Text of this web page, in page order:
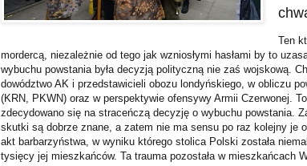
Ten
mordercą, niezależnie od tego jak wzniosłymi hasłami by to
wybuchu powstania była decyzją polityczną nie zaś wojskową.
dowództwo AK i przedstawicieli obozu londyńskiego, w obliczu
(KRN, PKWN) oraz w perspektywie ofensywy Armii Czerwonej.
zdecydowano się na straceńczą decyzję o wybuchu powstania.
skutki są dobrze znane, a zatem nie ma sensu po raz kolejny je
akt barbarzyństwa, w wyniku którego stolica Polski została
tysięcy jej mieszkańców. Ta trauma pozostała w mieszkańcach